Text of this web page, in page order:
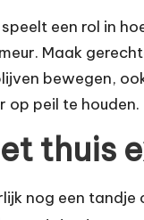
een rol in
Maak
bewegen,
op peil te houden.
thuis
nog een